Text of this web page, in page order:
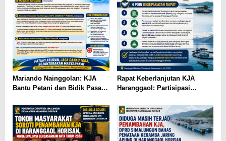
Mariando Nainggolan: KJA
Bantu Petani dan Bidik Pasar
AMPH dan Dearma Tegaskan
Penataan Harus Mengacu Data
2023
Rapat Keberlanjutan KJA
Haranggaol: Partisipasi
Terwujud